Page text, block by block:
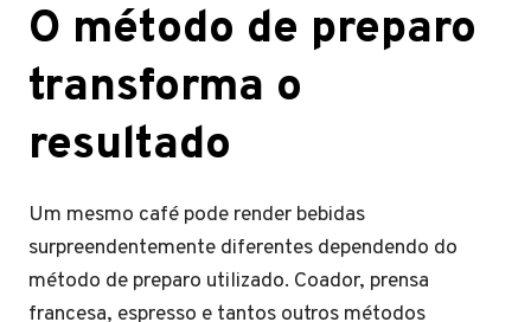
O método de preparo
transforma o
resultado
Um mesmo café pode render bebidas
surpreendentemente diferentes dependendo do
método de preparo utilizado. Coador, prensa
francesa, espresso e tantos outros métodos